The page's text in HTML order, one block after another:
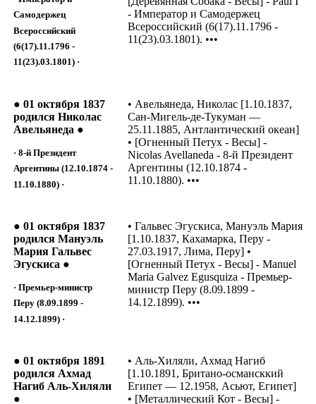
Самодержец
Всероссийский
(6(17).11.1796 -
11(23).03.1801) ·
- Император и Самодержец
Всероссийский (6(17).11.1796 -
11(23).03.1801). •••
● 01 октября 1837
родился Николас
Авельянеда ●
· 8-й Президент
Аргентины (12.10.1874 -
11.10.1880) ·
• Авельянеда, Николас [1.10.1837,
Сан-Мигель-де-Тукуман —
25.11.1885, Антлантический океан]
• [Огненный Петух - Весы] -
Nicolas Avellaneda - 8-й Президент
Аргентины (12.10.1874 -
11.10.1880). •••
● 01 октября 1837
родился Мануэль
Мария Гальвес
Эгускиса ●
· Премьер-министр
Перу (8.09.1899 -
14.12.1899) ·
• Гальвес Эгускиса, Мануэль Мария
[1.10.1837, Кахамарка, Перу -
27.03.1917, Лима, Перу] •
[Огненный Петух - Весы] - Manuel
Maria Galvez Egusquiza - Премьер-
министр Перу (8.09.1899 -
14.12.1899). •••
● 01 октября 1891
родился Ахмад
Нагиб Аль-Хиляли
●
• Аль-Хиляли, Ахмад Нагиб
[1.10.1891, Британо-османсккий
Египет — 12.1958, Асьют, Египет]
• [Металлический Кот - Весы] -